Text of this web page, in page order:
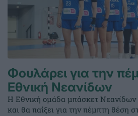
Φουλάρει για την
Εθνική Νεανίδων
Η Εθνική ομάδα μπάσκετ Νεανίδων
και θα παίξει για την πέμπτη θέση